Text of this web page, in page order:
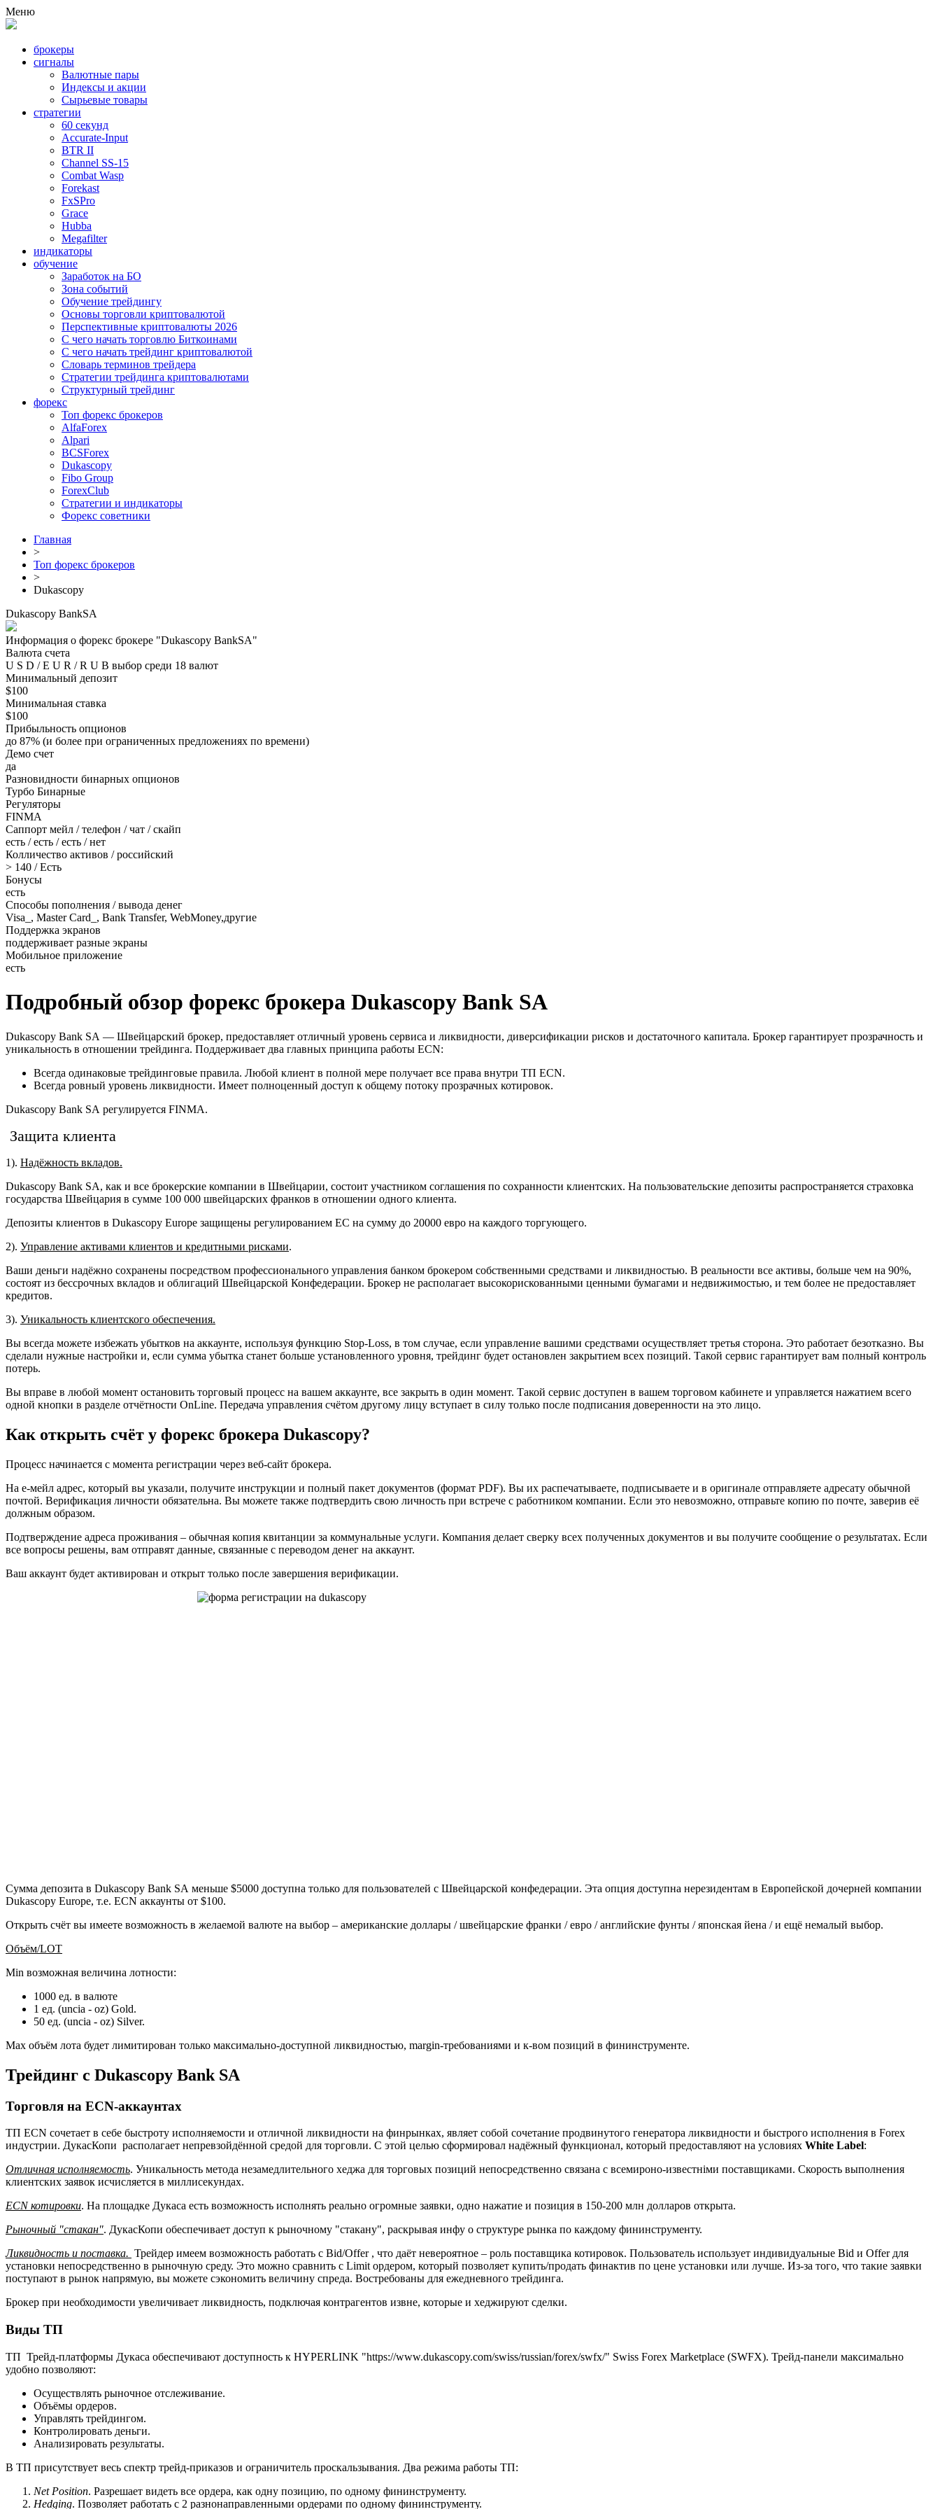
Меню
брокеры
сигналы
Валютные пары
Индексы и акции
Сырьевые товары
стратегии
60 секунд
Accurate-Input
BTR II
Channel SS-15
Combat Wasp
Forekast
FxSPro
Grace
Hubba
Megafilter
индикаторы
обучение
Заработок на БО
Зона событий
Обучение трейдингу
Основы торговли криптовалютой
Перспективные криптовалюты 2026
С чего начать торговлю Биткоинами
С чего начать трейдинг криптовалютой
Словарь терминов трейдера
Стратегии трейдинга криптовалютами
Структурный трейдинг
форекс
Топ форекс брокеров
AlfaForex
Alpari
BСSForex
Dukascopy
Fibo Group
ForexClub
Стратегии и индикаторы
Форекс советники
Главная
>
Топ форекс брокеров
>
Dukascopy
Dukascopy BankSA
Информация о форекс брокере "Dukascopy BankSA"
Валюта счета
U S D / E U R / R U B выбор среди 18 валют
Минимальный депозит
$100
Минимальная ставка
$100
Прибыльность опционов
до 87% (и более при ограниченных предложениях по времени)
Демо счет
да
Разновидности бинарных опционов
Турбо Бинарные
Регуляторы
FINMA
Саппорт мейл / телефон / чат / скайп
есть / есть / есть / нет
Колличество активов / российский
> 140 / Есть
Бонусы
есть
Способы пополнения / вывода денег
Visa_, Master Card_, Bank Transfer, WebMoney,другие
Поддержка экранов
поддерживает разные экраны
Мобильное приложение
есть
Подробный обзор форекс брокера Dukascopy Bank SA
Dukascopy Bank SA — Швейцарский брокер, предоставляет отличный уровень сервиса и ликвидности, диверсификации рисков и достаточного капитала. Брокер гарантирует прозрачность и
уникальность в отношении трейдинга. Поддерживает два главных принципа работы ECN:
Всегда одинаковые трейдинговые правила. Любой клиент в полной мере получает все права внутри ТП ECN.
Всегда ровный уровень ликвидности. Имеет полноценный доступ к общему потоку прозрачных котировок.
Dukascopy Bank SA регулируется FINMA.
Защита клиента
1). Надёжность вкладов.
Dukascopy Bank SA, как и все брокерские компании в Швейцарии, состоит участником соглашения по сохранности клиентских. На пользовательские депозиты распространяется страховка
государства Швейцария в сумме 100 000 швейцарских франков в отношении одного клиента.
Депозиты клиентов в Dukascopy Europe защищены регулированием ЕС на сумму до 20000 евро на каждого торгующего.
2). Управление активами клиентов и кредитными рисками.
Ваши деньги надёжно сохранены посредством профессионального управления банком брокером собственными средствами и ликвидностью. В реальности все активы, больше чем на 90%,
состоят из бессрочных вкладов и облигаций Швейцарской Конфедерации. Брокер не располагает высокорискованными ценными бумагами и недвижимостью, и тем более не предоставляет
кредитов.
3). Уникальность клиентского обеспечения.
Вы всегда можете избежать убытков на аккаунте, используя функцию Stop-Loss, в том случае, если управление вашими средствами осуществляет третья сторона. Это работает безотказно. Вы
сделали нужные настройки и, если сумма убытка станет больше установленного уровня, трейдинг будет остановлен закрытием всех позиций. Такой сервис гарантирует вам полный контроль
потерь.
Вы вправе в любой момент остановить торговый процесс на вашем аккаунте, все закрыть в один момент. Такой сервис доступен в вашем торговом кабинете и управляется нажатием всего
одной кнопки в разделе отчётности OnLine. Передача управления счётом другому лицу вступает в силу только после подписания доверенности на это лицо.
Как открыть счёт у форекс брокера Dukascopy?
Процесс начинается с момента регистрации через веб-сайт брокера.
На е-мейл адрес, который вы указали, получите инструкции и полный пакет документов (формат PDF). Вы их распечатываете, подписываете и в оригинале отправляете адресату обычной
почтой. Верификация личности обязательна. Вы можете также подтвердить свою личность при встрече с работником компании. Если это невозможно, отправьте копию по почте, заверив её
должным образом.
Подтверждение адреса проживания – обычная копия квитанции за коммунальные услуги. Компания делает сверку всех полученных документов и вы получите сообщение о результатах. Если
все вопросы решены, вам отправят данные, связанные с переводом денег на аккаунт.
Ваш аккаунт будет активирован и открыт только после завершения верификации.
Сумма депозита в Dukascopy Bank SA меньше $5000 доступна только для пользователей с Швейцарской конфедерации. Эта опция доступна нерезидентам в Европейской дочерней компании
Dukascopy Europe, т.е. ECN аккаунты от $100.
Открыть счёт вы имеете возможность в желаемой валюте на выбор – американские доллары / швейцарские франки / евро / английские фунты / японская йена / и ещё немалый выбор.
Объём/LOT
Мin возможная величина лотности:
1000 ед. в валюте
1 ед. (uncia - oz) Gold.
50 ед. (uncia - oz) Silver.
Мax объём лота будет лимитирован только максимально-доступной ликвидностью, margin-требованиями и к-вом позиций в фининструменте.
Трейдинг с Dukascopy Bank SA
Торговля на ECN-аккаунтах
ТП ЕСN сочетает в себе быстроту исполняемости и отличной ликвидности на финрынках, являет собой сочетание продвинутого генератора ликвидности и быстрого исполнения в Forex
индустрии. ДукасКопи располагает непревзойдённой средой для торговли. С этой целью сформировал надёжный функционал, который предоставляют на условиях Whіtе Lаbеl:
Отличная исполняемость. Уникальность метода незамедлительного хеджа для торговых позиций непосредственно связана с всемироно-известніми поставщиками. Скорость выполнения
клиентских заявок исчисляется в миллисекундах.
ECN котировки. На площадке Дукаса есть возможность исполнять реально огромные заявки, одно нажатие и позиция в 150-200 млн долларов открыта.
Рыночный "стакан". ДукасКопи обеспечивает доступ к рыночному "стакану", раскрывая инфу о структуре рынка по каждому фининструменту.
Ликвидность и поставка. Трейдер имеем возможность работать с Bid/Offer , что даёт невероятное – роль поставщика котировок. Пользователь использует индивидуальные Bid и Offer для
установки непосредственно в рыночную среду. Это можно сравнить с Limit ордером, который позволяет купить/продать финактив по цене установки или лучше. Из-за того, что такие заявки
поступают в рынок напрямую, вы можете сэкономить величину спреда. Востребованы для ежедневного трейдинга.
Брокер при необходимости увеличивает ликвидность, подключая контрагентов извне, которые и хеджируют сделки.
Виды ТП
ТП Трейд-платформы Дукаса обеспечивают доступность к HYPERLINK "https://www.dukascopy.com/swiss/russian/forex/swfx/" Swіss Forex Mаrkеtplаcе (SWFX). Трейд-панели максимально
удобно позволяют:
Осуществлять рыночное отслеживание.
Объёмы ордеров.
Управлять трейдингом.
Контролировать деньги.
Анализировать результаты.
В ТП присутствует весь спектр трейд-приказов и ограничитель проскальзывания. Два режима работы ТП:
Net Position. Разрешает видеть все ордера, как одну позицию, по одному фининструменту.
Hedging. Позволяет работать с 2 разнонаправленными ордерами по одному фининструменту.